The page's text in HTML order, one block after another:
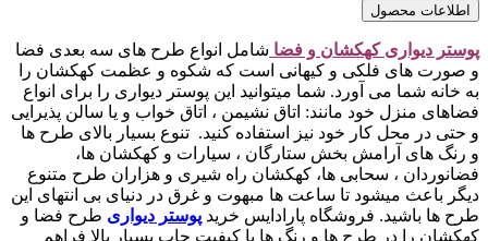
اطلاعات محصول
پوستر دیواری کهکشان و فضا شامل انواع طرح های سه بعدی فضا
و صورت های فلکی و کیهانی است که شکوه و عظمت کهکشان را
به خانه شما می آورد. شما میتوانید این پوستر دیواری را برای انواع
فضاهای منزل خود مانند: اتاق نشیمن ، اتاق خواب و یا سالن پذیرایی
و حتی در محل کار خود نیز استفاده کنید. تنوع بسیار بالای طرح ها
و رنگ های آرامش بخش ستارگان ، سیارات و کهکشان ها،
فضانوردان ، سحابی ها، کهکشان راه شیری و هزاران طرح متنوع
دیگر باعث میشود تا ساعت ها مبهوت و غرق در دنیای بی انتهای این
طرح ها باشید. فروشگاه پارادایس خرید پوستر دیواری طرح فضا و
کهکشان را در طرح ها و رنگ ها با کیفیت چاپ بسیار بالا فراهم